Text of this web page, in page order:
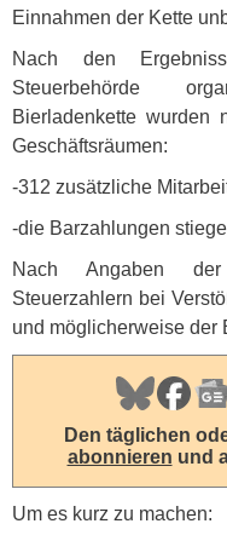
Einnahmen der Kette
Nach den
Steuerbehörde
Bierladenkette
Geschäftsräumen:
-312 zusätzliche
-die Barzahlungen
Nach Angaben
Steuerzahlern bei
und möglicherweise der
Den täglichen
abonnieren und
Um es kurz zu machen: